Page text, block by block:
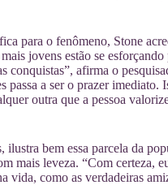
para o fenômeno, Stone
jovens estão se
conquistas”, afirma o
a ser o prazer imediato.
outra que a pessoa
bem essa parcela da
mais leveza. “Com certeza,
vida, como as verdadeiras